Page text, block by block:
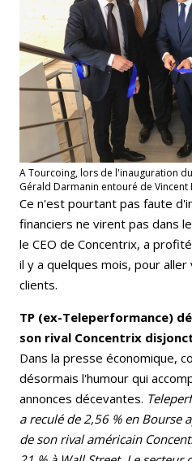
A Tourcoing, lors de l'inauguration
Gérald Darmanin entouré de
Ce n'est pourtant pas faute
financiers ne virent pas dans
le CEO de Concentrix, a
il y a quelques mois, pour
clients.
TP (ex-Teleperformance)
son rival Concentrix
Dans la presse économique,
désormais l'humour qui
annonces décevantes.
a reculé de 2,56 % en Bourse
de son rival américain